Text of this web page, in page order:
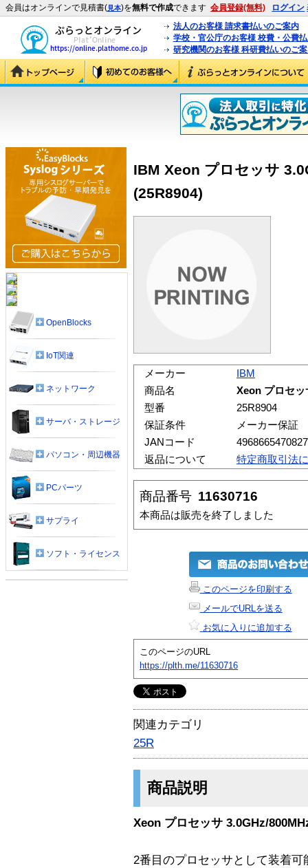
会員はオンラインで見積書(見本)を無料で作成できます 会員登録(無料) ログイン
法人のお客様 請求書払いのご案内
学校・官公庁のお客様 校費・公費
研究機関のお客様 科研費払いのご
IBM Xeon プロセッサ
(25R8904)
メーカー
IBM
商品名
Xeon プロセ
型番
25R8904
保証条件
メーカー保証
JANコード
4968665470827
返品について
特定商取引法
商品番号 11630716
本商品は販売を終了しました
このページを印刷する
メールでURLを送る
お気に入りに追加する
このページのURL
https://plth.me/11630716
関連カテゴリ
25R
商品説明
Xeon プロセッサ 3.0GHz/
2番目のプロセッサとして装着
OpenBlocks
IoT関連
ネットワーク
サーバ・ストレージ
パソコン・周辺機器
PCパーツ
サプライ
ソフト・ライセンス